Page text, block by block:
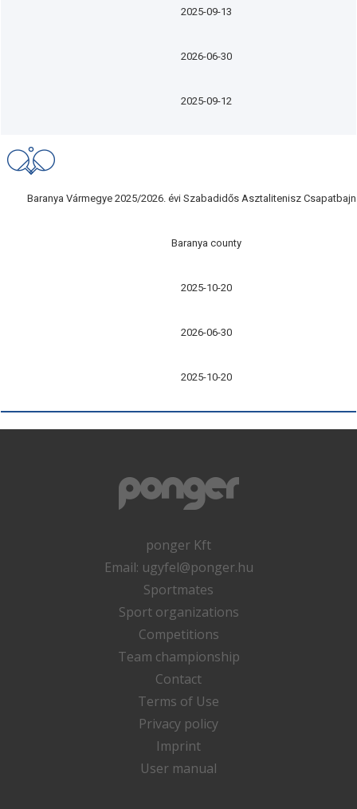
2025-09-13
2026-06-30
2025-09-12
Baranya Vármegye 2025/2026. évi Szabadidős Asztalitenisz
Baranya county
2025-10-20
2026-06-30
2025-10-20
ponger Kft
Email: ugyfel@ponger.hu
Sportmates
Sport organizations
Competitions
Team championship
Contact
Terms of Use
Privacy policy
Imprint
User manual